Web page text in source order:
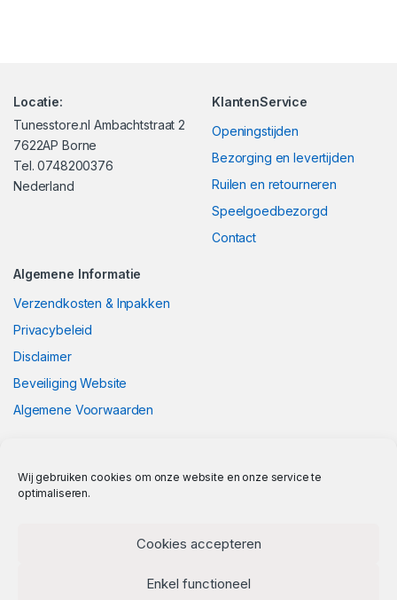
Wij gebruiken cookies om onze website en onze service te
optimaliseren.
Cookies accepteren
Enkel functioneel
Locatie:
Tunesstore.nl Ambachtstraat 2
7622AP Borne
Tel. 0748200376
Nederland
KlantenService
Openingstijden
Bezorging en levertijden
Ruilen en retourneren
Speelgoedbezorgd
Contact
Algemene Informatie
Verzendkosten & Inpakken
Privacybeleid
Disclaimer
Beveiliging Website
Algemene Voorwaarden